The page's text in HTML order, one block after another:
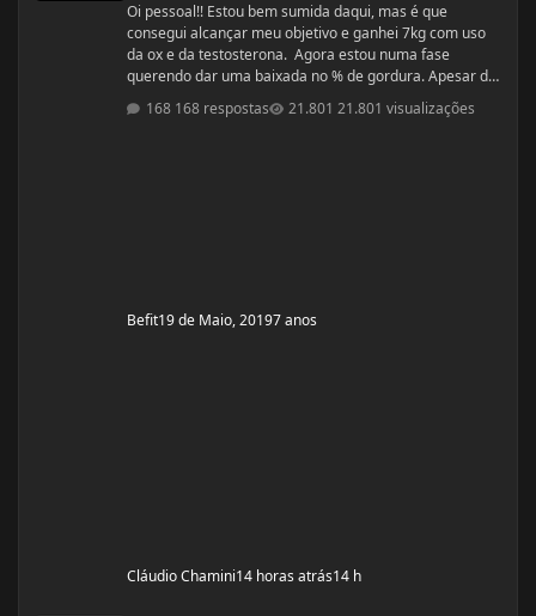
Oi pessoal!! Estou bem sumida daqui, mas é que
consegui alcançar meu objetivo e ganhei 7kg com uso
da ox e da testosterona. Agora estou numa fase
querendo dar uma baixada no % de gordura. Apesar de
estudar nutrição e saber exatamente o que devo fazer,
gostaria de compartilhamento de treinos e talvez
168 respostas 21.801 visualizações
Befit19 de Maio, 20197 anos
Cláudio Chamini14 horas atrás14 h